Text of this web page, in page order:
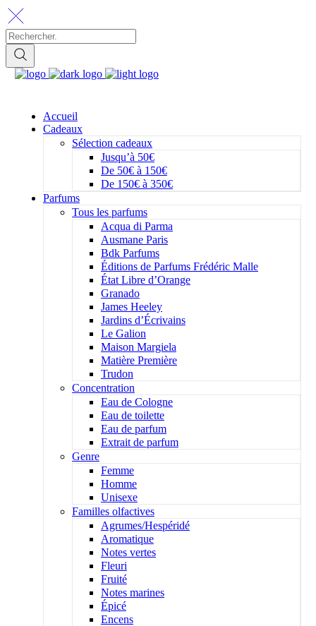
Accueil
Cadeaux
Sélection cadeaux
Jusqu’à 50€
De 50€ à 150€
De 150€ à 350€
Parfums
Tous les parfums
Acqua di Parma
Ausmane Paris
Bdk Parfums
Éditions de Parfums Frédéric Malle
État Libre d’Orange
Granado
James Heeley
Jardins d’Écrivains
Le Galion
Maison Margiela
Matière Première
Trudon
Concentration
Eau de Cologne
Eau de toilette
Eau de parfum
Extrait de parfum
Genre
Femme
Homme
Unisexe
Familles olfactives
Agrumes/Hespéridé
Aromatique
Notes vertes
Fleuri
Fruité
Notes marines
Épicé
Encens